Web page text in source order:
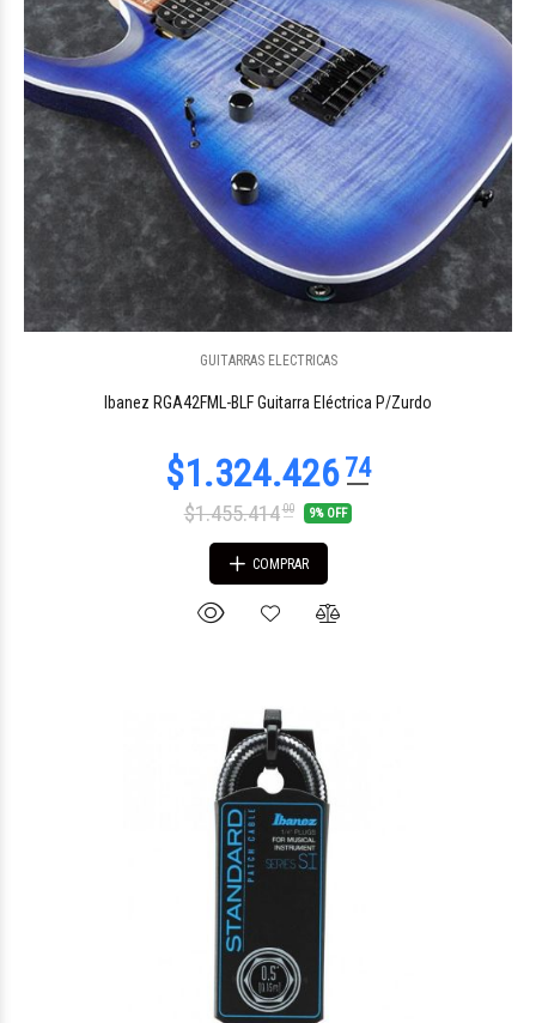
GUITARRAS ELECTRICAS
Ibanez RGA42FML-BLF Guitarra Eléctrica P/Zurdo
$1.455.41400 9% OFF
COMPRAR